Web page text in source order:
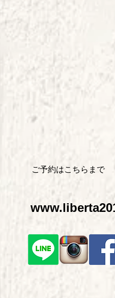
ご予約はこちらまで